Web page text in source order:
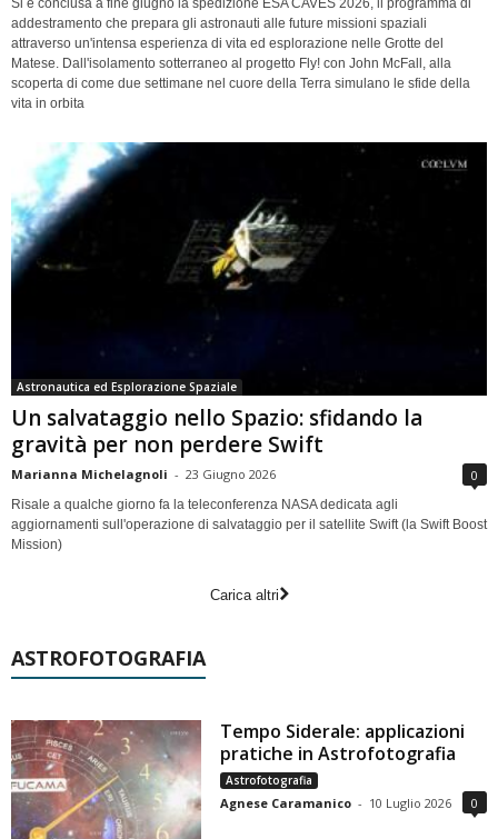
addestramento che prepara gli astronauti alle future missioni spaziali
attraverso un'intensa esperienza di vita ed esplorazione nelle Grotte del
Matese. Dall'isolamento sotterraneo al progetto Fly! con John McFall, alla
scoperta di come due settimane nel cuore della Terra simulano le sfide della
vita in orbita
Astronautica ed Esplorazione Spaziale
Un salvataggio nello Spazio: sfidando la
gravità per non perdere Swift
Marianna Michelagnoli - 23 Giugno 2026 0
Risale a qualche giorno fa la teleconferenza NASA dedicata agli
aggiornamenti sull'operazione di salvataggio per il satellite Swift (la Swift Boost
Mission)
Carica altri
ASTROFOTOGRAFIA
Tempo Siderale: applicazioni
pratiche in Astrofotografia
Astrofotografia
Agnese Caramanico - 10 Luglio 2026 0